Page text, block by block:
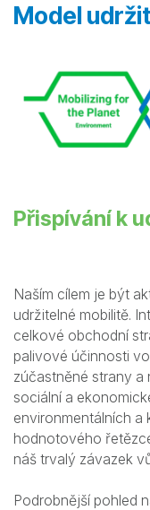
Model
Přispívání k
Naším cílem je být
udržitelné mobilitě.
celkové obchodní
palivové účinnosti
zúčastněné strany a
sociální a
environmentálních a
hodnotového
náš trvalý závazek
Podrobnější pohled